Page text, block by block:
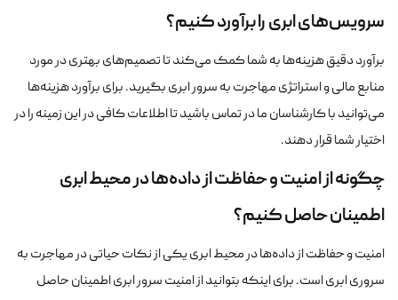
سرویس‌های ابری را برآورد کنیم؟
برآورد دقیق هزینه‌ها به شما کمک می‌کند تا تصمیم‌های بهتری در مورد
منابع مالی و استراتژی مهاجرت به سرور ابری بگیرید. برای برآورد هزینه‌ها
می‌توانید با کارشناسان ما در تماس باشید تا اطلاعات کافی در این زمینه را در
اختیار شما قرار دهند.
چگونه از امنیت و حفاظت از داده‌ها در محیط ابری
اطمینان حاصل کنیم؟
امنیت و حفاظت از داده‌ها در محیط ابری یکی از نکات حیاتی در مهاجرت به
سروری ابری است. برای اینکه بتوانید از امنیت سرور ابری اطمینان حاصل